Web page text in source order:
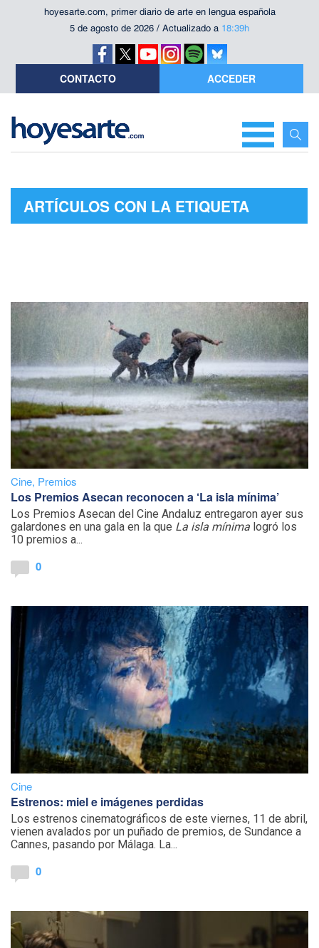
hoyesarte.com, primer diario de arte en lengua española
5 de agosto de 2026 / Actualizado a 18:39h
CONTACTO ACCEDER
ARTÍCULOS CON LA ETIQUETA
Cine, Premios
Los Premios Asecan reconocen a ‘La isla mínima’
Los Premios Asecan del Cine Andaluz entregaron ayer sus
galardones en una gala en la que La isla mínima logró los
10 premios a...
0
Cine
Estrenos: miel e imágenes perdidas
Los estrenos cinematográficos de este viernes, 11 de abril,
vienen avalados por un puñado de premios, de Sundance a
Cannes, pasando por Málaga. La...
0